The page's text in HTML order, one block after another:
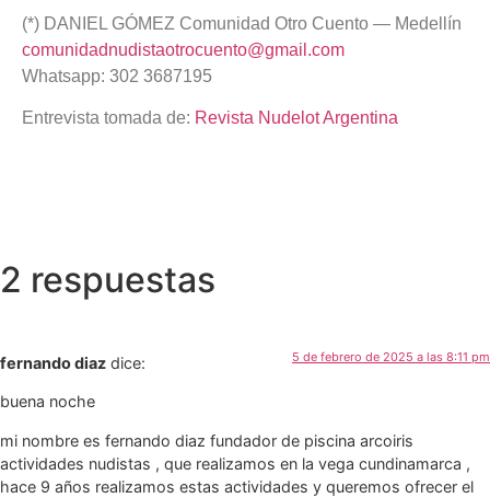
(*) DANIEL GÓMEZ Comunidad Otro Cuento — Medellín
comunidadnudistaotrocuento@gmail.com
Whatsapp: 302 3687195
Entrevista tomada de: Revista Nudelot Argentina
2 respuestas
fernando diaz dice: 5 de febrero de 2025 a las 8:11 pm
buena noche
mi nombre es fernando diaz fundador de piscina arcoiris
actividades nudistas , que realizamos en la vega cundinamarca ,
hace 9 años realizamos estas actividades y queremos ofrecer el